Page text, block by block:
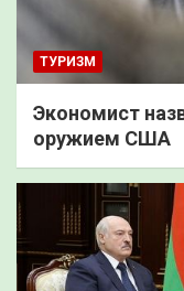
ТУРИЗМ
Экономист
оружием США